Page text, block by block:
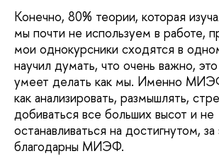
Конечно, 80% теории, которая
мы почти не используем в работе,
мои однокурсники сходятся в
научил думать, что очень важно,
умеет делать как мы. Именно
как анализировать, размышлять,
добиваться все больших высот и не
останавливаться на достигнутом,
благодарны МИЭФ.